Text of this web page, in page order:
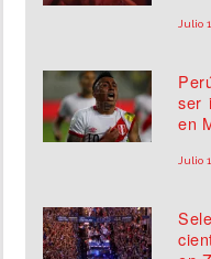
Julio
ser
en
Julio